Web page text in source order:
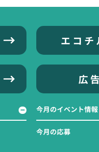
エコチ
広
今月のイベント情報
今月の応募